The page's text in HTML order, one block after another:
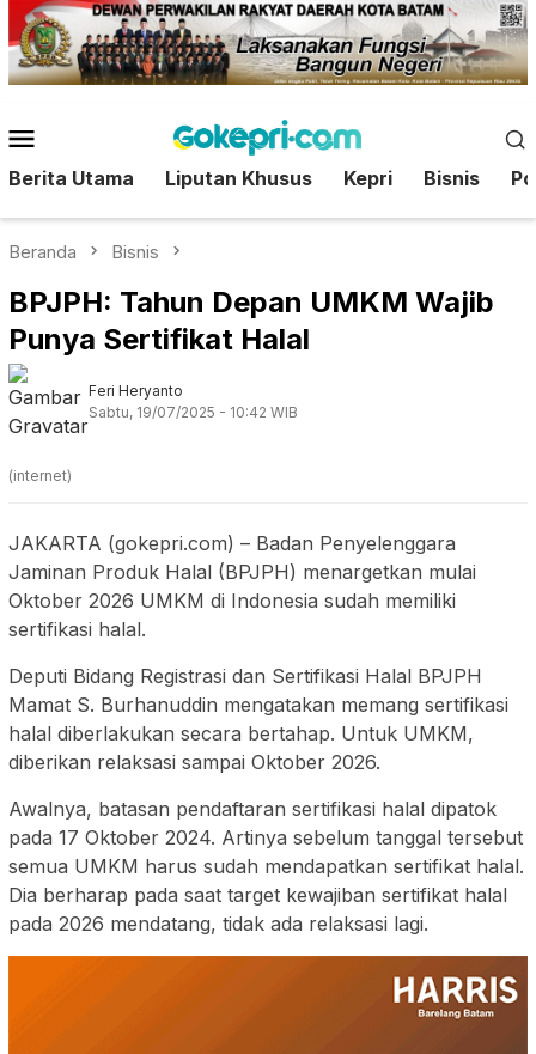
Loncat
ke
konten
Mobile
Berita Utama Liputan Khusus Kepri Bisnis
Beranda Bisnis
BPJPH: Tahun Depan UMKM Wajib
Punya Sertifikat Halal
Feri Heryanto
Sabtu, 19/07/2025 - 10:42 WIB
(internet)
JAKARTA (gokepri.com) – Badan Penyelenggara
Jaminan Produk Halal (BPJPH) menargetkan mulai
Oktober 2026 UMKM di Indonesia sudah memiliki
sertifikasi halal.
Deputi Bidang Registrasi dan Sertifikasi Halal BPJPH
Mamat S. Burhanuddin mengatakan memang sertifikasi
halal diberlakukan secara bertahap. Untuk UMKM,
diberikan relaksasi sampai Oktober 2026.
Awalnya, batasan pendaftaran sertifikasi halal dipatok
pada 17 Oktober 2024. Artinya sebelum tanggal tersebut
semua UMKM harus sudah mendapatkan sertifikat halal.
Dia berharap pada saat target kewajiban sertifikat halal
pada 2026 mendatang, tidak ada relaksasi lagi.